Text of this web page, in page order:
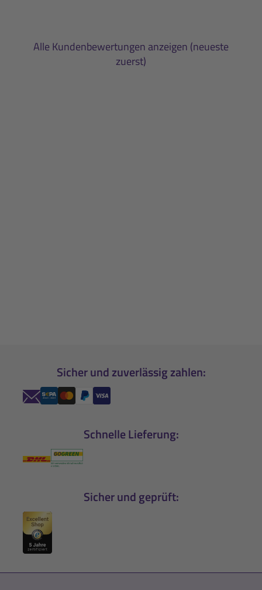
Alle Kundenbewertungen anzeigen (neueste
zuerst)
Sicher und zuverlässig zahlen:
Schnelle Lieferung:
Sicher und geprüft: